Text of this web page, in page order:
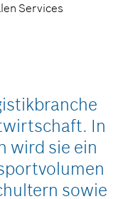
Services
In
wird sie ein
sowie